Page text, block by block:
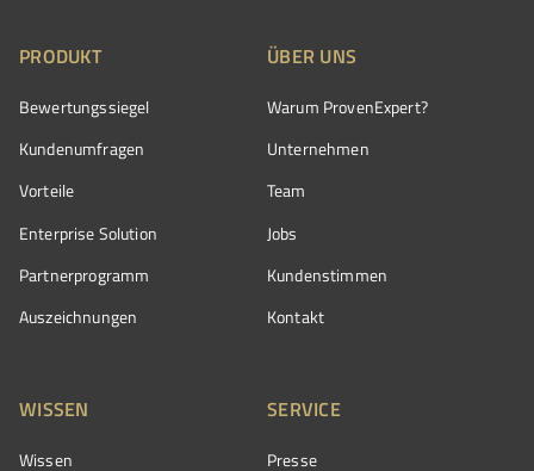
PRODUKT
Bewertungssiegel
Kundenumfragen
Vorteile
Enterprise Solution
Partnerprogramm
Auszeichnungen
ÜBER UNS
Warum ProvenExpert?
Unternehmen
Team
Jobs
Kundenstimmen
Kontakt
WISSEN
Wissen
SERVICE
Presse